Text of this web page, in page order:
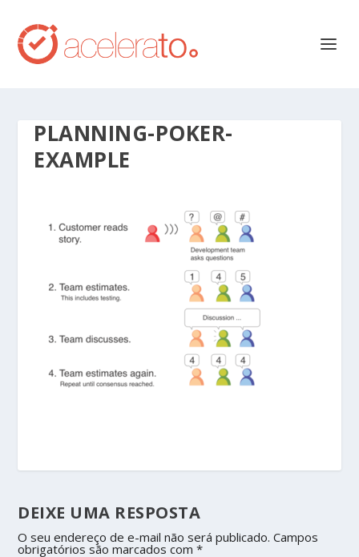
PLANNING-POKER-
EXAMPLE
DEIXE UMA RESPOSTA
O seu endereço de e-mail não será publicado. Campos
obrigatórios são marcados com*